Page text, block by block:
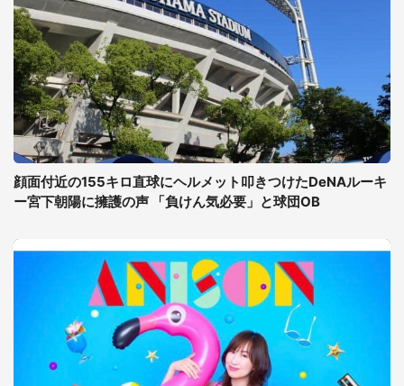
顔面付近の155キロ直球にヘルメット叩きつけたDeNAルーキ
ー宮下朝陽に擁護の声 「負けん気必要」と球団OB